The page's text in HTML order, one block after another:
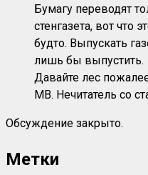
Бумагу переводят
стенгазета, вот что
будто. Выпускать
лишь бы выпустить.
Давайте лес
МВ. Нечитатель со
Обсуждение закрыто.
Метки